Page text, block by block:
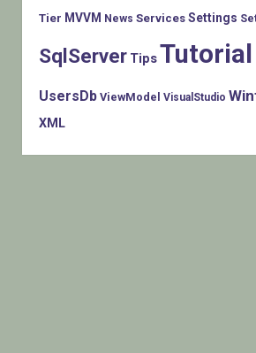
Tier MVVM News Services Settings
SqlServer TipsTutorial
UsersDb ViewModel VisualStudio
XML